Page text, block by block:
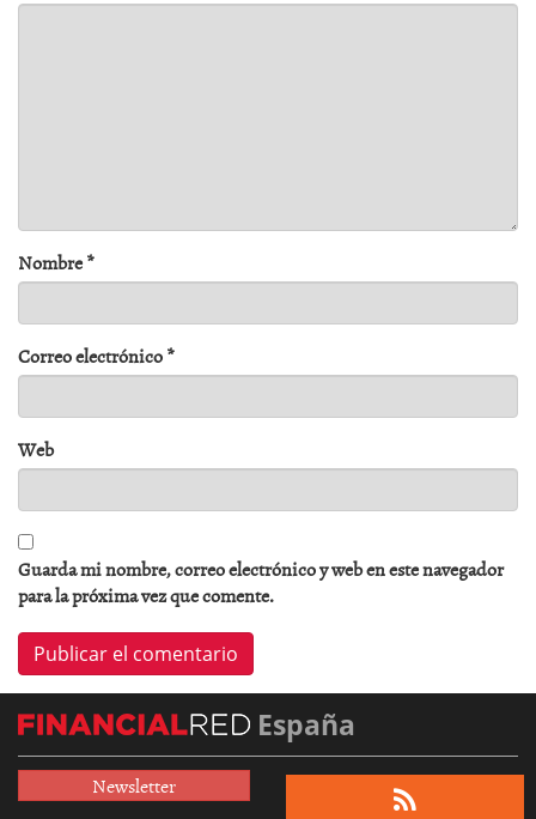
Nombre*
Correo electrónico*
Web
Guarda mi nombre, correo electrónico y web en este navegador
para la próxima vez que comente.
España
Newsletter